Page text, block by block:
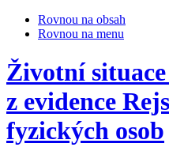
Rovnou na obsah
Rovnou na menu
Životní
z evidence
fyzických osob